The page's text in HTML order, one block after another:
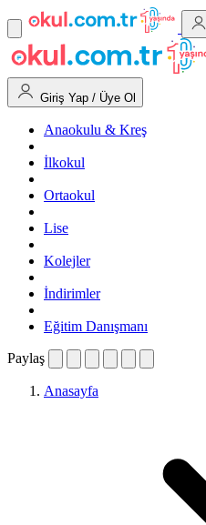
Giriş Yap / Üye Ol
Anaokulu & Kreş
İlkokul
Ortaokul
Lise
Kolejler
İndirimler
Eğitim Danışmanı
Paylaş
Anasayfa